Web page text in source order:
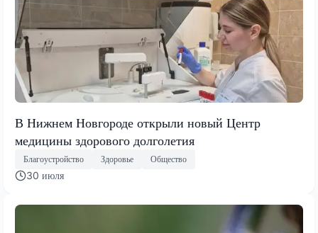
В Нижнем Новгороде открыли новый Центр
медицины здорового долголетия
Благоустройство Здоровье Общество
30 июля